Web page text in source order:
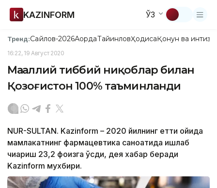
KAZINFORM ЎЗ
Тренд:Сайлов-2026АқордаТайинловҲодисаҚонун ва
16:22, 19 Август 2020
Маҳаллий тиббий ниқоблар билан
Қозоғистон 100% таъминланди
NUR-SULTAN. Kazinform – 2020 йилнинг етти ойида
мамлакатнинг фармацевтика саноатида ишлаб
чиқариш 23,2 фоизга ўсди, дея хабар беради
Kazinform мухбири.